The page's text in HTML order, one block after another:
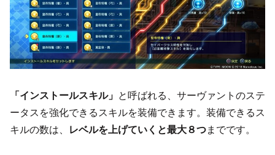
「インストールスキル」 と呼ばれる、サーヴァントのステ
ータスを強化できるスキルを装備できます。装備できるス
キルの数は、 レベルを上げていくと最大８つまでです。